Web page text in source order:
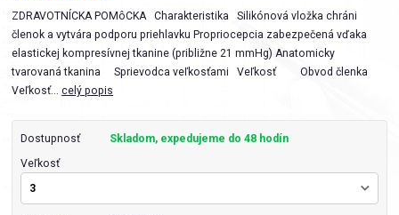
ZDRAVOTNÍCKA POMôCKA Charakteristika Silikónová vložka chráni
členok a vytvára podporu priehlavku Propriocepcia zabezpečená vďaka
elastickej kompresívnej tkanine (približne 21 mmHg) Anatomicky
tvarovaná tkanina Sprievodca veľkosťami Veľkosť Obvod členka
Veľkosť...celý popis
Dostupnosť Skladom, expedujeme do 48 hodín
Veľkosť